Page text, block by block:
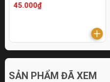
45.000₫
SẢN PHẨM ĐÃ XEM